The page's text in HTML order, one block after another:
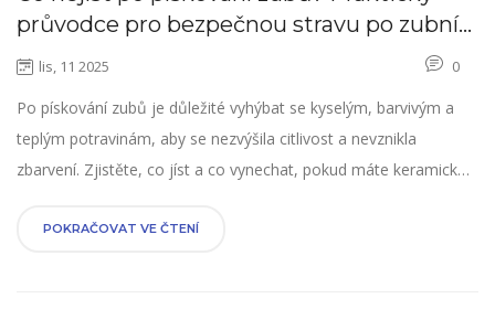
průvodce pro bezpečnou stravu po zubní
úpravě
lis, 11 2025 0
Po pískování zubů je důležité vyhýbat se kyselým, barvivým a
teplým potravinám, aby se nezvýšila citlivost a nevznikla
zbarvení. Zjistěte, co jíst a co vynechat, pokud máte keramickou
POKRAČOVAT VE ČTENÍ